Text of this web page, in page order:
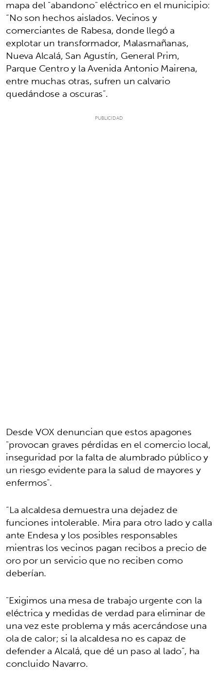
mapa del "abandono" eléctrico en el municipio:
“No son hechos aislados. Vecinos y
comerciantes de Rabesa, donde llegó a
explotar un transformador, Malasmañanas,
Nueva Alcalá, San Agustín, General Prim,
Parque Centro y la Avenida Antonio Mairena,
entre muchas otras, sufren un calvario
quedándose a oscuras”.
Desde VOX denuncian que estos apagones
"provocan graves pérdidas en el comercio local,
inseguridad por la falta de alumbrado público y
un riesgo evidente para la salud de mayores y
enfermos".
“La alcaldesa demuestra una dejadez de
funciones intolerable. Mira para otro lado y calla
ante Endesa y los posibles responsables
mientras los vecinos pagan recibos a precio de
oro por un servicio que no reciben como
deberían.
"Exigimos una mesa de trabajo urgente con la
eléctrica y medidas de verdad para eliminar de
una vez este problema y más acercándose una
ola de calor; si la alcaldesa no es capaz de
defender a Alcalá, que dé un paso al lado”, ha
concluido Navarro.